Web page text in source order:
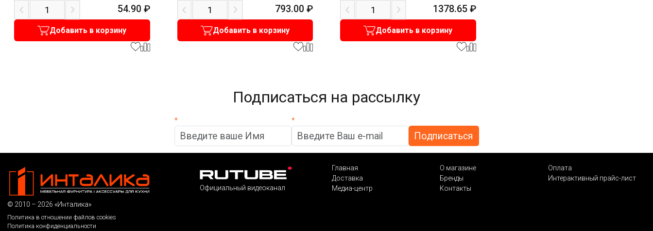
54.90 ₽
Добавить в корзину
793.00 ₽
Добавить в корзину
1378.65 ₽
Добавить в корзину
Подписаться на рассылку
* *
© 2010 – 2026 «Инталика»
Политика в отношении файлов cookies
Политика конфиденциальности
Официальный видеоканал
Главная О магазине
Оплата
Доставка
Бренды
Интерактивный прайс-лист
Медиа-центр
Контакты